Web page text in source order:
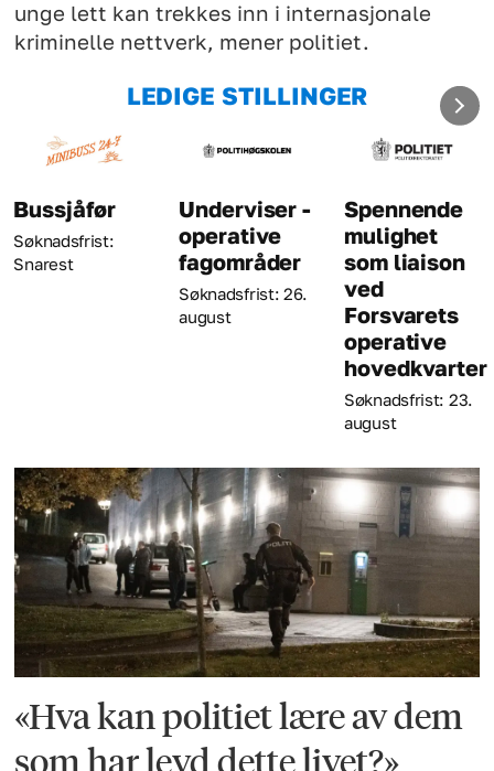
unge lett kan trekkes inn i internasjonale
kriminelle nettverk, mener politiet.
LEDIGE STILLINGER
Bussjåfør
Søknadsfrist:
Snarest
Underviser -
operative
fagområder
Søknadsfrist: 26.
august
Spennende
mulighet
som liaison
ved
Forsvarets
operative
hovedkvarter
Søknadsfrist: 23.
august
«Hva kan politiet lære av dem
som har levd dette livet?»